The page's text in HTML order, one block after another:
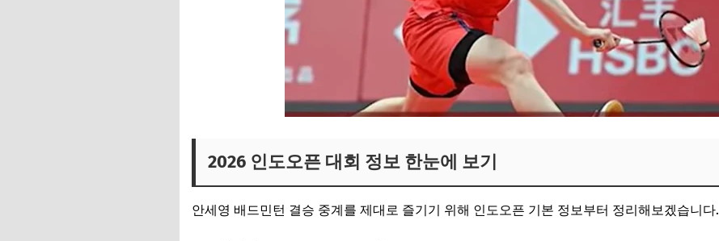
2026 인도오픈 대회 정보 한눈에 보기
안세영 배드민턴 결승 중계를 제대로 즐기기 위해 인도오픈 기본 정보부터 정리해보겠습니다.